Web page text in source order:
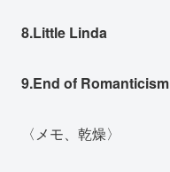
8.Little Linda
9.End of Romanticism
〈メモ、乾燥〉